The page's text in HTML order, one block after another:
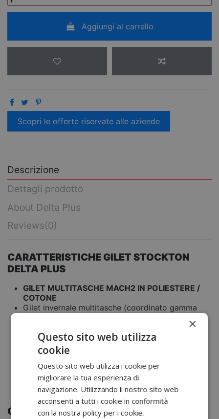
Aggiungi al carrello
Scopri le offerte riservate alle aziende
Descrizione
Dettagli prodotto
About Delta Plus
Reviews(0)
CARATTERISTICHE GILET STOCKTON
DELTA PLUS
GILET MULTITASCHE MACH2 IN POLIESTERE /
COTONE
Gilet invernale multitasche (coordinato gamma
7 tasche.
Sargia 65% poliestere 35% cotone 235 g/m²
foderato.
Fodera Taffetà poliestere imbottita.
COLORE: Blu-Azzurro, Grigio-Arancio, Nero-
Grigio
TAGLIA: S, M, L, XL, XXL, 3XL
CERTIFICAZIONI - NORME STOCKTON
×
Questo sito web utilizza
cookie
Questo sito web utilizza i cookie per
migliorare la tua esperienza di
navigazione. Utilizzando il nostro sito web
acconsenti a tutti i cookie in conformità
con la nostra policy per i cookie.